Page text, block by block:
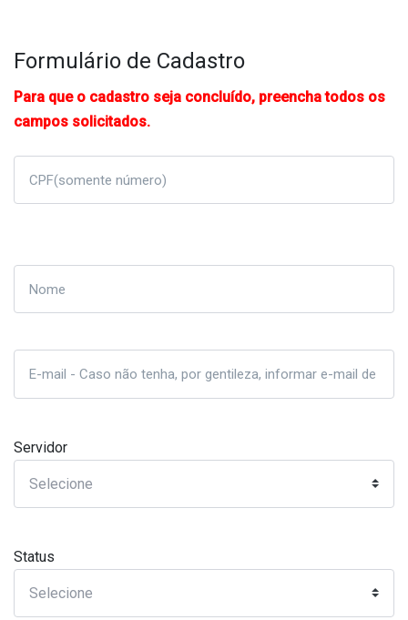
Formulário de Cadastro
Para que o cadastro seja concluído, preencha todos os
campos solicitados.
Servidor
Status